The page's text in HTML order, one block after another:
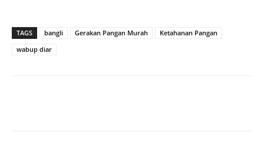
TAGS bangli Gerakan Pangan Murah
Ketahanan Pangan
wabup diar